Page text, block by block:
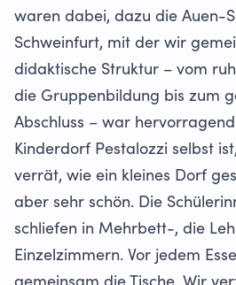
waren dabei, dazu die Auen-
Schweinfurt, mit der wir
didaktische Struktur – vom
die Gruppenbildung bis zum
Abschluss – war
Kinderdorf Pestalozzi selbst
verrät, wie ein kleines Dorf
aber sehr schön. Die
schliefen in Mehrbett-, die
Einzelzimmern. Vor jedem